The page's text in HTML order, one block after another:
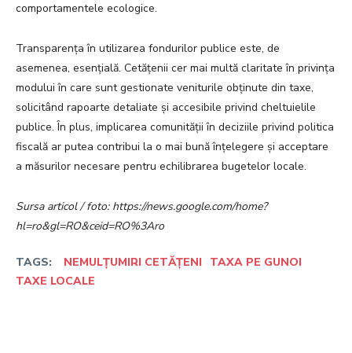
comportamentele ecologice.
Transparența în utilizarea fondurilor publice este, de
asemenea, esențială. Cetățenii cer mai multă claritate în privința
modului în care sunt gestionate veniturile obținute din taxe,
solicitând rapoarte detaliate și accesibile privind cheltuielile
publice. În plus, implicarea comunității în deciziile privind politica
fiscală ar putea contribui la o mai bună înțelegere și acceptare
a măsurilor necesare pentru echilibrarea bugetelor locale.
Sursa articol / foto: https://news.google.com/home?
hl=ro&gl=RO&ceid=RO%3Aro
TAGS: NEMULȚUMIRI CETĂȚENI
TAXA PE GUNOI
TAXE LOCALE